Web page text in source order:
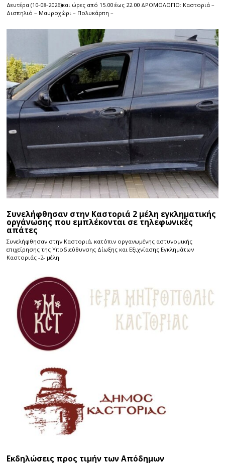
Δευτέρα (10-08-2026)και ώρες από 15.00 έως 22.00 ΔΡΟΜΟΛΟΓΙΟ: Καστοριά –
Δισπηλιό – Μαυροχώρι – Πολυκάρπη –
Συνελήφθησαν στην Καστοριά 2 μέλη εγκληματικής
οργάνωσης που εμπλέκονται σε τηλεφωνικές
απάτες
Συνελήφθησαν στην Καστοριά, κατόπιν οργανωμένης αστυνομικής
επιχείρησης της Υποδιεύθυνσης Δίωξης και Εξιχνίασης Εγκλημάτων
Καστοριάς -2- μέλη
Εκδηλώσεις προς τιμήν των Απόδημων